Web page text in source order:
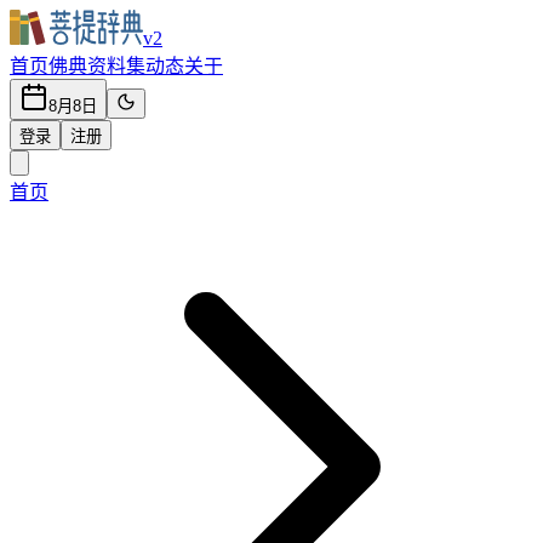
v2
首页佛典资料集动态关于
8月8日
登录
注册
首页